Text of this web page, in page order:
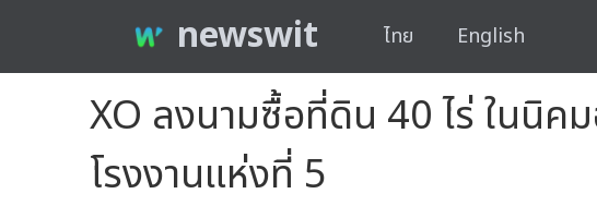
newswit ไทย English
XO ลงนามซื้อที่ดิน 40 ไร่ ในนิค
โรงงานแห่งที่ 5